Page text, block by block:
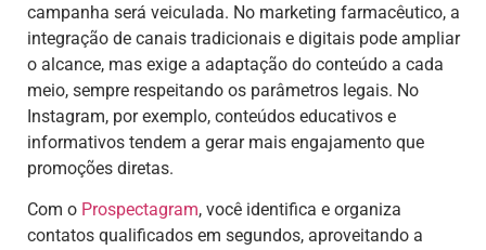
campanha será veiculada. No marketing farmacêutico, a
integração de canais tradicionais e digitais pode ampliar
o alcance, mas exige a adaptação do conteúdo a cada
meio, sempre respeitando os parâmetros legais. No
Instagram, por exemplo, conteúdos educativos e
informativos tendem a gerar mais engajamento que
promoções diretas.
Com o Prospectagram, você identifica e organiza
contatos qualificados em segundos, aproveitando a